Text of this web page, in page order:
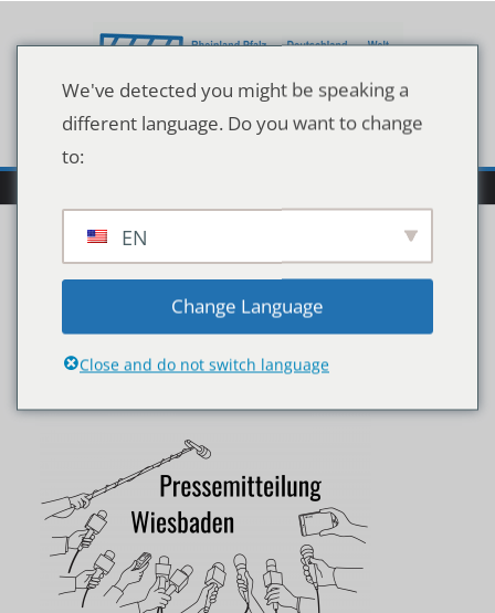
Inhalt
shutterstock_724323481
(2)
We've detected you might be speaking a
different language. Do you want to change
to:
EN
Change Language
Close and do not switch language